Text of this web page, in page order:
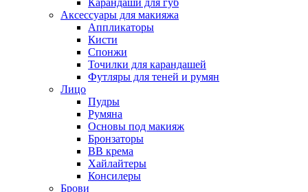
Карандаши для губ
Аксессуары для макияжа
Аппликаторы
Кисти
Спонжи
Точилки для карандашей
Футляры для теней и румян
Лицо
Пудры
Румяна
Основы под макияж
Бронзаторы
BB крема
Хайлайтеры
Консилеры
Брови